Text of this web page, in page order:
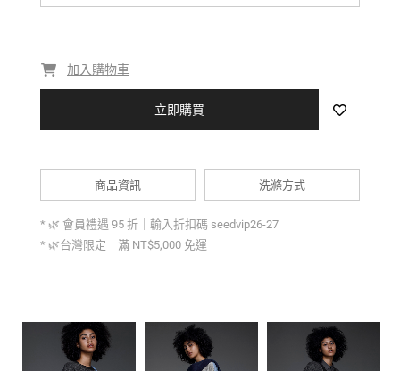
加入購物車
立即購買
商品資訊 洗滌方式
* 🌿 會員禮遇 95 折｜輸入折扣碼 seedvip26-27
* 🌿台灣限定｜滿 NT$5,000 免運